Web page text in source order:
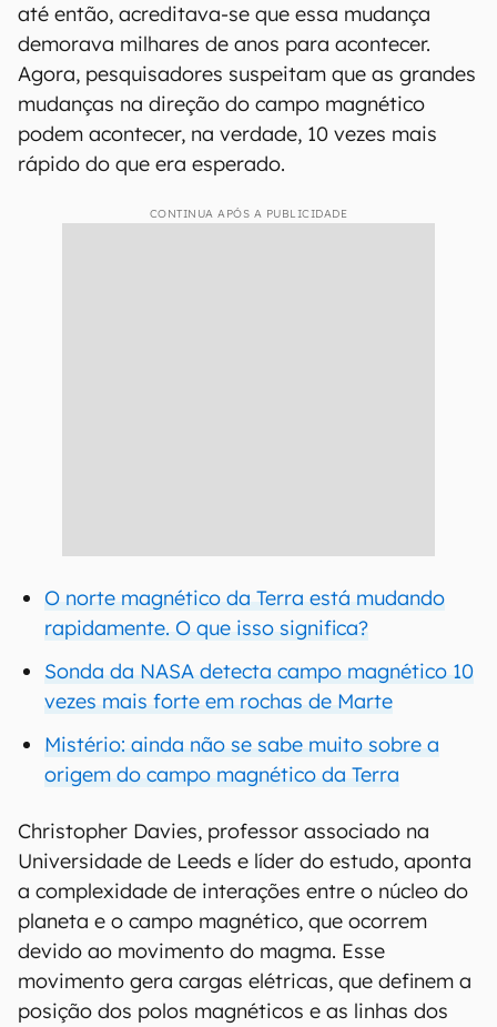
até então, acreditava-se que essa mudança
demorava milhares de anos para acontecer.
Agora, pesquisadores suspeitam que as grandes
mudanças na direção do campo magnético
podem acontecer, na verdade, 10 vezes mais
rápido do que era esperado.
CONTINUA APÓS A PUBLICIDADE
O norte magnético da Terra está mudando
rapidamente. O que isso significa?
Sonda da NASA detecta campo magnético 10
vezes mais forte em rochas de Marte
Mistério: ainda não se sabe muito sobre a
origem do campo magnético da Terra
Christopher Davies, professor associado na
Universidade de Leeds e líder do estudo, aponta
a complexidade de interações entre o núcleo do
planeta e o campo magnético, que ocorrem
devido ao movimento do magma. Esse
movimento gera cargas elétricas, que definem a
posição dos polos magnéticos e as linhas dos